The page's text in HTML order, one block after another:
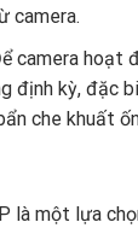
camera.
camera hoạt
định kỳ, đặc
che khuất
là một lựa